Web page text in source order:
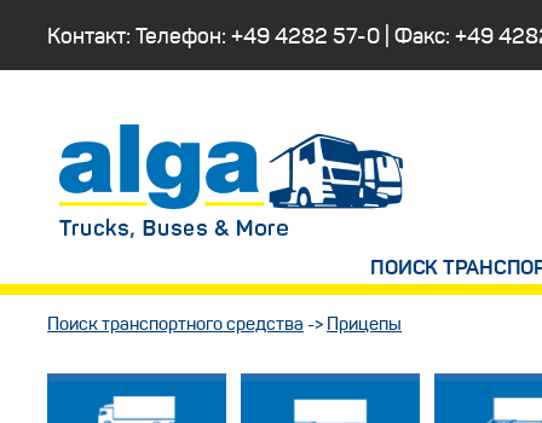
Контакт: Телефон: +49 4282 57-0 | Факс: +49
ПОИСК
Поиск транспортного средства -> Прицепы